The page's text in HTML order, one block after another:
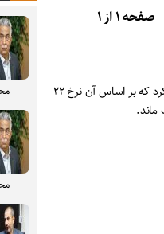
صفحه ۱ از ۱
بانک مرکزی نرخ رسمی ۴۷ ارز را برای امروز اعلام کرد که بر اساس آن نرخ ۲۲